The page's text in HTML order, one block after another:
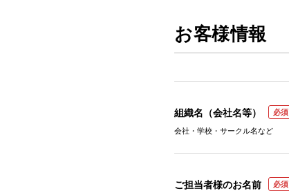
お客様情報
組織名（会社名等） 必須
会社・学校・サークル名など
ご担当者様のお名前 必須